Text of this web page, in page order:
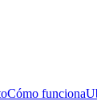
Cómo funciona